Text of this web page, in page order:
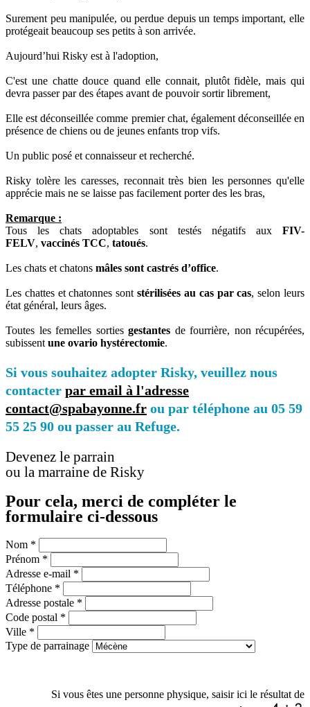
Surement peu manipulée, ou perdue depuis un temps important, elle
protégeait beaucoup ses petits à son arrivée.
Aujourd’hui Risky est à l'adoption,
C'est une chatte douce quand elle connait, plutôt fidèle, mais qui
devra passer par des étapes avant de pouvoir sortir librement,
Elle est déconseillée comme premier chat, également déconseillée en
présence de chiens ou de jeunes enfants trop vifs.
Un public posé et connaisseur et recherché.
Risky tolère les caresses, reconnait très bien les personnes qu'elle
apprécie mais ne se laisse pas facilement porter des les bras,
Remarque :
Tous les chats adoptables sont testés négatifs aux FIV-
FELV, vaccinés TCC, tatoués.
Les chats et chatons mâles sont castrés d’office.
Les chattes et chatonnes sontstérilisées au cas par cas, selon leurs
état général, leurs âges.
Toutes les femelles sorties gestantes de fourrière, non récupérées,
subissent une ovario hystérectomie.
Si vous souhaitez adopter Risky, veuillez nous
contacter par email à l'adresse
contact@spabayonne.fr ou par téléphone au 05 59
55 25 90 ou passer au Refuge.
Devenez le parrain
ou la marraine de Risky
Pour cela, merci de compléter le
formulaire ci-dessous
Nom *
Prénom *
Adresse e-mail *
Téléphone *
Adresse postale *
Code postal *
Ville *
Type de parrainage
Si vous êtes une personne physique, saisir ici le résultat de